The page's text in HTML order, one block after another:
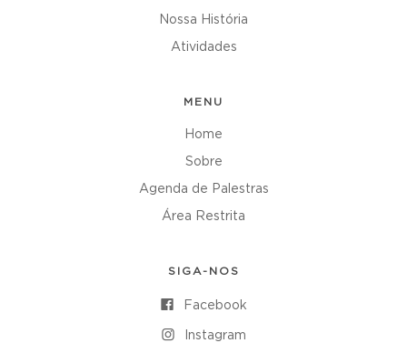
Nossa História
Atividades
MENU
Home
Sobre
Agenda de Palestras
Área Restrita
SIGA-NOS
Facebook
Instagram